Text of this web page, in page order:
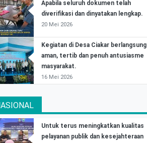
Apabila seluruh dokumen telah
diverifikasi dan dinyatakan lengkap.
20 Mei 2026
Kegiatan di Desa Ciakar berlangsung
aman, tertib dan penuh antusiasme
masyarakat.
16 Mei 2026
Untuk terus meningkatkan kualitas
pelayanan publik dan kesejahteraan